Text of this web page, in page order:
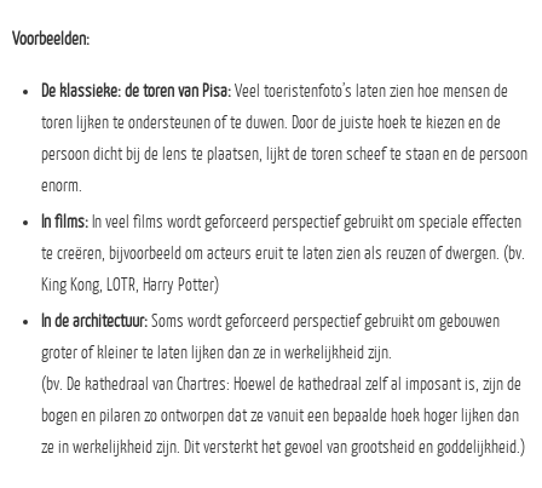
Voorbeelden:
De klassieke: de toren van Pisa:Veel toeristenfoto’s laten zien hoe mensen de
toren lijken te ondersteunen of te duwen. Door de juiste hoek te kiezen en de
persoon dicht bij de lens te plaatsen, lijkt de toren scheef te staan en de persoon
enorm.
In films: In veel films wordt geforceerd perspectief gebruikt om speciale effecten
te creëren, bijvoorbeeld om acteurs eruit te laten zien als reuzen of dwergen. (bv.
King Kong, LOTR, Harry Potter)
In de architectuur:Soms wordt geforceerd perspectief gebruikt om gebouwen
groter of kleiner te laten lijken dan ze in werkelijkheid zijn.
(bv. De kathedraal van Chartres: Hoewel de kathedraal zelf al imposant is, zijn de
bogen en pilaren zo ontworpen dat ze vanuit een bepaalde hoek hoger lijken dan
ze in werkelijkheid zijn. Dit versterkt het gevoel van grootsheid en goddelijkheid.)